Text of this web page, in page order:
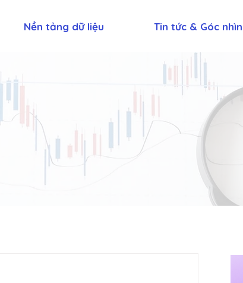
Nền tảng dữ liệu Tin tức & Góc nhìn